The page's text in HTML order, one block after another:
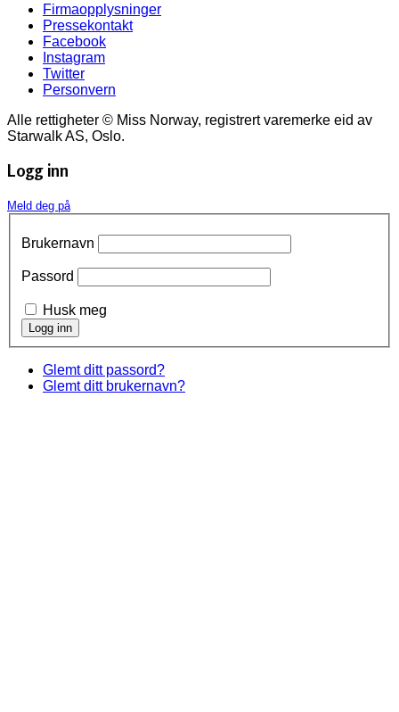
Firmaopplysninger
Pressekontakt
Facebook
Instagram
Twitter
Personvern
Alle rettigheter © Miss Norway, registrert varemerke eid av
Starwalk AS, Oslo.
Logg inn
Meld deg på
Brukernavn
Passord
Husk meg
Glemt ditt passord?
Glemt ditt brukernavn?